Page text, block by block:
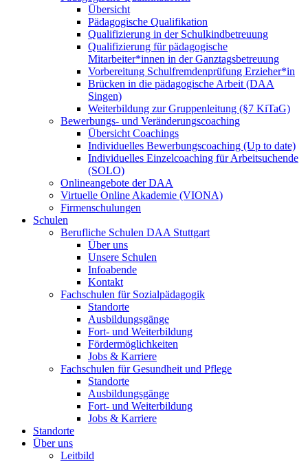
Übersicht
Pädagogische Qualifikation
Qualifizierung in der Schulkindbetreuung
Qualifizierung für pädagogische
Mitarbeiter*innen in der Ganztagsbetreuung
Vorbereitung Schulfremdenprüfung Erzieher*in
Brücken in die pädagogische Arbeit (DAA
Singen)
Weiterbildung zur Gruppenleitung (§7 KiTaG)
Bewerbungs- und Veränderungscoaching
Übersicht Coachings
Individuelles Bewerbungscoaching (Up to date)
Individuelles Einzelcoaching für Arbeitsuchende
(SOLO)
Onlineangebote der DAA
Virtuelle Online Akademie (VIONA)
Firmenschulungen
Schulen
Berufliche Schulen DAA Stuttgart
Über uns
Unsere Schulen
Infoabende
Kontakt
Fachschulen für Sozialpädagogik
Standorte
Ausbildungsgänge
Fort- und Weiterbildung
Fördermöglichkeiten
Jobs & Karriere
Fachschulen für Gesundheit und Pflege
Standorte
Ausbildungsgänge
Fort- und Weiterbildung
Jobs & Karriere
Standorte
Über uns
Leitbild